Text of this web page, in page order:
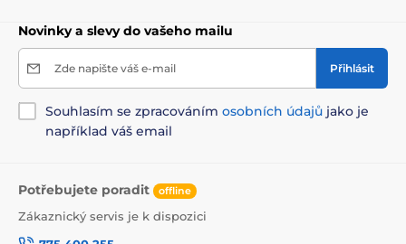
Novinky a slevy do vašeho mailu
Zde napište váš e-mail Přihlásit
Souhlasím se zpracováním osobních údajů jako je
například váš email
Potřebujete poradit offline
Zákaznický servis je k dispozici